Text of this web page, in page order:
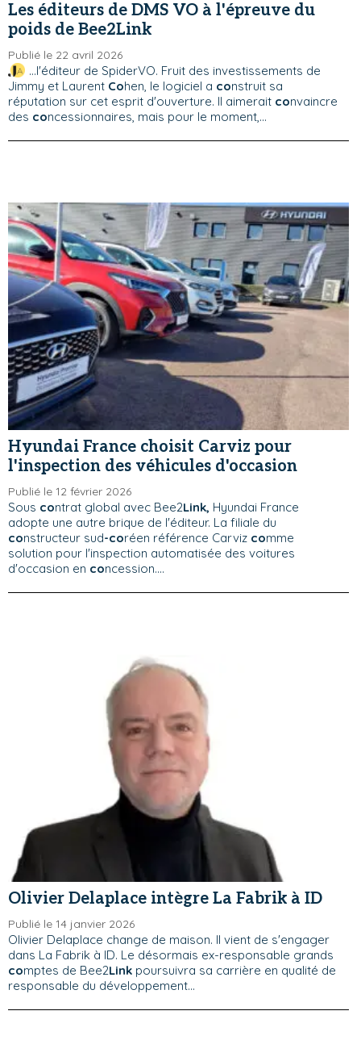
Les éditeurs de DMS VO à l'épreuve du
poids de Bee2Link
Publié le 22 avril 2026
...l'éditeur de SpiderVO. Fruit des investissements de
Jimmy et Laurent Cohen, le logiciel a construit sa
réputation sur cet esprit d'ouverture. Il aimerait convaincre
des concessionnaires, mais pour le moment,...
Hyundai France choisit Carviz pour
l'inspection des véhicules d'occasion
Publié le 12 février 2026
Sous contrat global avec Bee2Link, Hyundai France
adopte une autre brique de l'éditeur. La filiale du
constructeur sud-coréen référence Carviz comme
solution pour l'inspection automatisée des voitures
d'occasion en concession....
Olivier Delaplace intègre La Fabrik à ID
Publié le 14 janvier 2026
Olivier Delaplace change de maison. Il vient de s'engager
dans La Fabrik à ID. Le désormais ex-responsable grands
comptes de Bee2Link poursuivra sa carrière en qualité de
responsable du développement...